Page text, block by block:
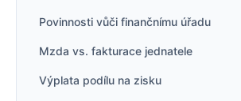
Povinnosti vůči finančnímu úřadu
Mzda vs. fakturace jednatele
Výplata podílu na zisku